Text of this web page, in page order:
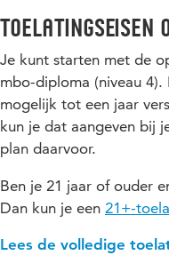
Toelatingseisen
Je kunt starten met de
mbo-diploma (niveau
mogelijk tot een jaar
kun je dat aangeven bij
plan daarvoor.
Ben je 21 jaar of ouder
Dan kun je een 21+-
Lees de volledige